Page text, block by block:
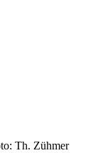
Th. Zühmer